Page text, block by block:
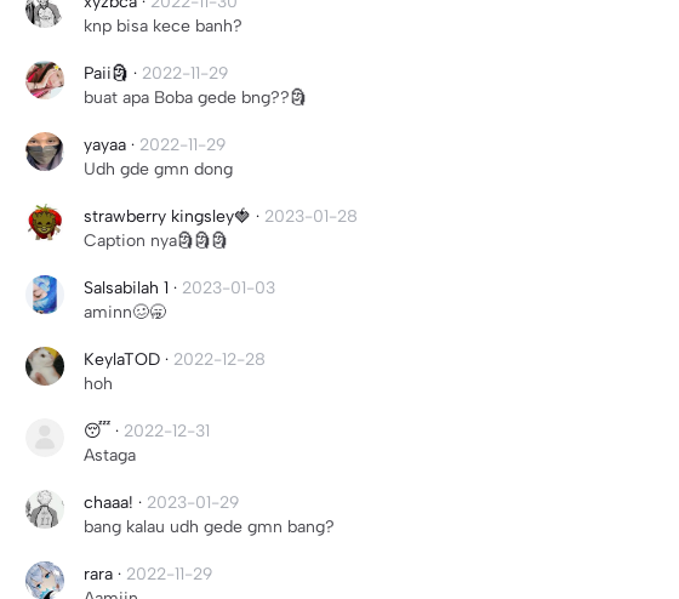
knp bisa kece banh?
Paii🗿 · 2022-11-29
buat apa Boba gede bng??🗿
yayaa · 2022-11-29
Udh gde gmn dong
strawberry kingsley🍓 · 2023-01-28
Caption nya🗿🗿🗿
Salsabilah 1 · 2023-01-03
aminn🥴🥱
KeylaTOD · 2022-12-28
hoh
😴 · 2022-12-31
Astaga
chaaa! · 2023-01-29
bang kalau udh gede gmn bang?
rara · 2022-11-29